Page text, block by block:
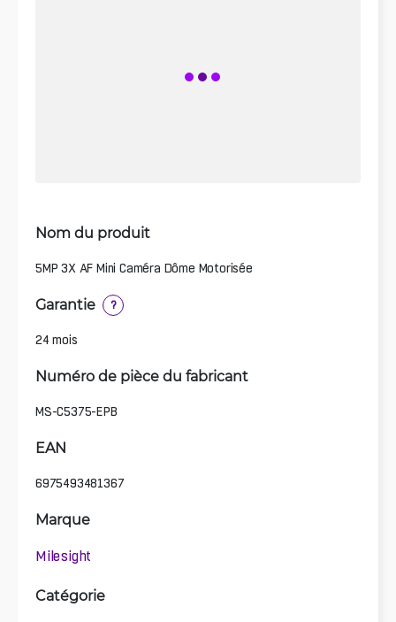
Nom du produit
5MP 3X AF Mini Caméra Dôme Motorisée
Garantie ?
24 mois
Numéro de pièce du fabricant
MS-C5375-EPB
EAN
6975493481367
Marque
Milesight
Catégorie